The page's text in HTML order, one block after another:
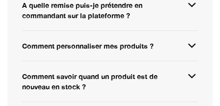
A quelle remise puis-je prétendre en
commandant sur la plateforme ?
Comment personnaliser mes produits ?
Comment savoir quand un produit est de
nouveau en stock ?